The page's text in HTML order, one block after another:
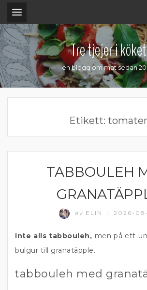
Tre tjejer i köket
en blogg om mat sedan
Etikett: tomater
GRÖNA TILLBEHÖRTABBOULEH
av ELIN 2026-
Inte alls tabbouleh, men på ett
bulgur till granatäpple.
tabbouleh med